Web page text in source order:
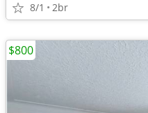
8/1 2br
$800